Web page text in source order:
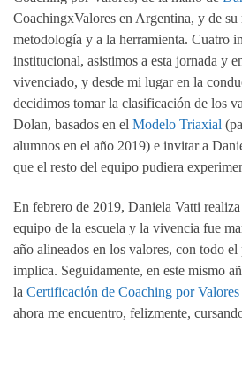
CoachingxValores en Argentina, y de su
metodología y a la herramienta. Cuatro
institucional, asistimos a esta jornada y
vivenciado, y desde mi lugar en la
decidimos tomar la clasificación de los
Dolan, basados en el Modelo Triaxial
alumnos en el año 2019) e invitar a
que el resto del equipo pudiera
En febrero de 2019, Daniela Vatti
equipo de la escuela y la vivencia fue
año alineados en los valores, con todo
implica. Seguidamente, en este mismo
la Certificación de Coaching por Valores
ahora me encuentro, felizmente,